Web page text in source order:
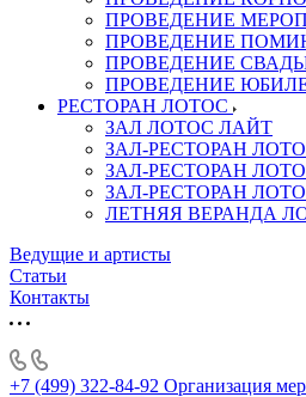
ПРОВЕДЕНИЕ
ПРОВЕДЕНИЕ
ПРОВЕДЕНИЕ
ПРОВЕДЕНИЕ
РЕСТОРАН ЛОТОС
ЗАЛ ЛОТОС ЛАЙТ
ЗАЛ-РЕСТОРАН
ЗАЛ-РЕСТОРАН
ЗАЛ-РЕСТОРАН
ЛЕТНЯЯ ВЕРАНДА
Ведущие и артисты
Статьи
Контакты
+7 (499) 322-84-92 Организация